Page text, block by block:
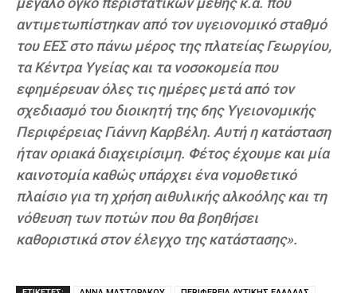
αντιμετωπίστηκαν από τον υγειονομικό σταθμό
του ΕΕΣ στο πάνω μέρος της πλατείας Γεωργίου,
τα Κέντρα Υγείας και τα νοσοκομεία που
εφημέρευαν όλες τις ημέρες μετά από τον
σχεδιασμό του διοικητή της 6ης Υγειονομικής
Περιφέρειας Γιάννη Καρβέλη. Αυτή η κατάσταση
ήταν οριακά διαχειρίσιμη. Φέτος έχουμε και μία
καινοτομία καθώς υπάρχει ένα νομοθετικό
πλαίσιο για τη χρήση αιθυλικής αλκοόλης και τη
νόθευση των ποτών που θα βοηθήσει
καθοριστικά στον έλεγχο της κατάστασης».